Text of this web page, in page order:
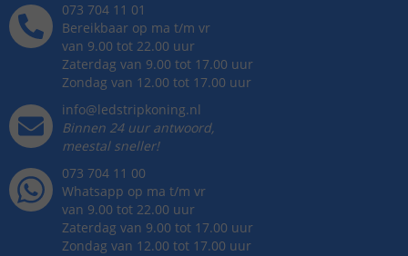
073 704 11 01
Bereikbaar op ma t/m vr
van 9.00 tot 22.00 uur
Zaterdag van 9.00 tot 17.00 uur
Zondag van 12.00 tot 17.00 uur
info@ledstripkoning.nl
Binnen 24 uur antwoord,
meestal sneller!
073 704 11 00
Whatsapp op ma t/m vr
van 9.00 tot 22.00 uur
Zaterdag van 9.00 tot 17.00 uur
Zondag van 12.00 tot 17.00 uur